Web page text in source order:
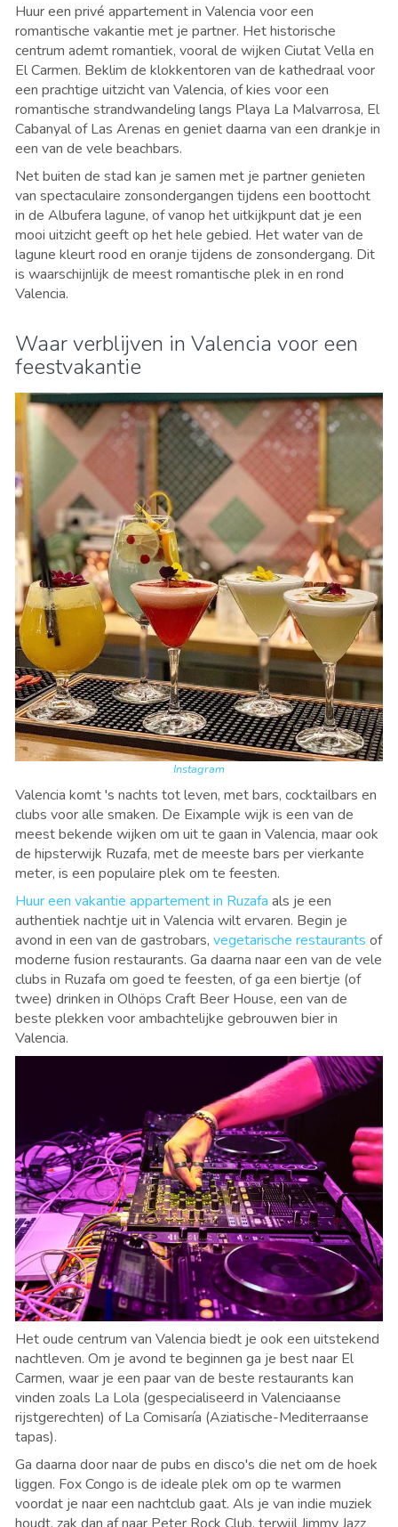
Huur een privé appartement in Valencia voor een
romantische vakantie met je partner. Het historische
centrum ademt romantiek, vooral de wijken Ciutat Vella en
El Carmen. Beklim de klokkentoren van de kathedraal voor
een prachtige uitzicht van Valencia, of kies voor een
romantische strandwandeling langs Playa La Malvarrosa, El
Cabanyal of Las Arenas en geniet daarna van een drankje in
een van de vele beachbars.
Net buiten de stad kan je samen met je partner genieten
van spectaculaire zonsondergangen tijdens een boottocht
in de Albufera lagune, of vanop het uitkijkpunt dat je een
mooi uitzicht geeft op het hele gebied. Het water van de
lagune kleurt rood en oranje tijdens de zonsondergang. Dit
is waarschijnlijk de meest romantische plek in en rond
Valencia.
Waar verblijven in Valencia voor een
feestvakantie
Instagram
Valencia komt 's nachts tot leven, met bars, cocktailbars en
clubs voor alle smaken. De Eixample wijk is een van de
meest bekende wijken om uit te gaan in Valencia, maar ook
de hipsterwijk Ruzafa, met de meeste bars per vierkante
meter, is een populaire plek om te feesten.
Huur een vakantie appartement in Ruzafa als je een
authentiek nachtje uit in Valencia wilt ervaren. Begin je
avond in een van de gastrobars, vegetarische restaurants of
moderne fusion restaurants. Ga daarna naar een van de vele
clubs in Ruzafa om goed te feesten, of ga een biertje (of
twee) drinken in Olhöps Craft Beer House, een van de
beste plekken voor ambachtelijke gebrouwen bier in
Valencia.
Het oude centrum van Valencia biedt je ook een uitstekend
nachtleven. Om je avond te beginnen ga je best naar El
Carmen, waar je een paar van de beste restaurants kan
vinden zoals La Lola (gespecialiseerd in Valenciaanse
rijstgerechten) of La Comisaría (Aziatische-Mediterraanse
tapas).
Ga daarna door naar de pubs en disco's die net om de hoek
liggen. Fox Congo is de ideale plek om op te warmen
voordat je naar een nachtclub gaat. Als je van indie muziek